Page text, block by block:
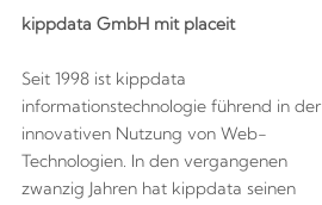
kippdata GmbH mit placeit
Seit 1998 ist kippdata
informationstechnologie führend in der
innovativen Nutzung von Web-
Technologien. In den vergangenen
zwanzig Jahren hat kippdata seinen